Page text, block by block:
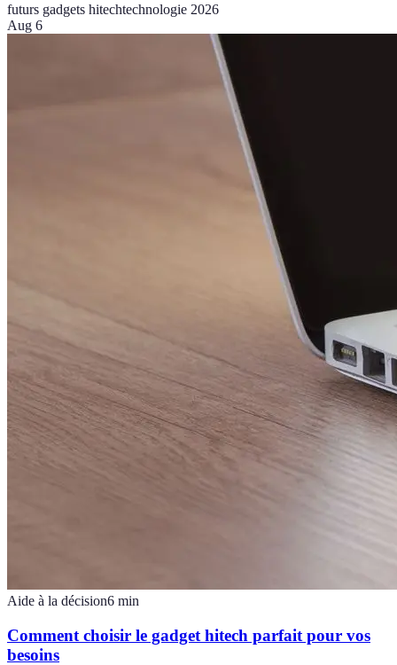
futurs gadgets hitechtechnologie 2026
Aug 6
Aide à la décision6 min
Comment choisir le gadget hitech parfait pour vos
besoins